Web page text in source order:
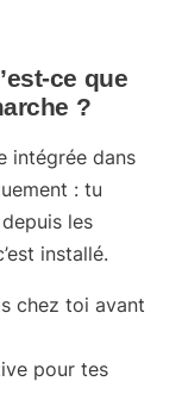
ce que
?
intégrée dans
: tu
les
installé.
chez toi avant
pour tes